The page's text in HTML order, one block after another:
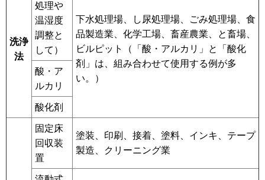
洗浄
法
処理や
温湿度
調整と
して）
下水処理場、し尿処理場、ごみ処理場、食
品製造業、化学工場、畜産農業、と畜場、
ビルピット（「酸・アルカリ」と「酸化
剤」は、組み合わせて使用する例が多
い。）
酸・ア
ルカリ
酸化剤
固定床
回収装
置
塗装、印刷、接着、塗料、インキ、テープ
製造、クリーニング業